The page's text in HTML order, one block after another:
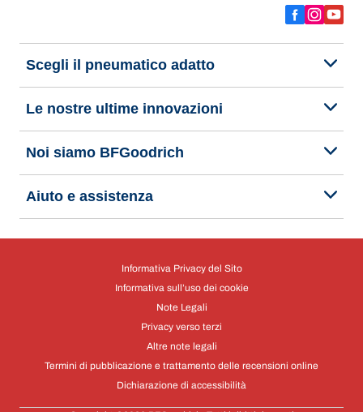
Scegli il pneumatico adatto
Le nostre ultime innovazioni
Noi siamo BFGoodrich
Aiuto e assistenza
Informativa Privacy del Sito
Informativa sull’uso dei cookie
Note Legali
Privacy verso terzi
Altre note legali
Termini di pubblicazione e trattamento delle recensioni online
Dichiarazione di accessibilità